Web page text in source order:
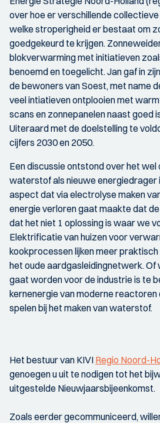
over hoe er verschillende
welke stroperigheid er bestaat om
goedgekeurd te krijgen.
blokverwarming met initiatieven
benoemd en toegelicht. Jan gaf in
de bewoners van Soest, met name
veel intiatieven ontplooien met
scans en zonnepanelen naast goed
Uiteraard met de doelstelling te
cijfers 2030 en 2050.
Een discussie ontstond over het wel
waterstof als nieuwe energiedrager
aspect dat via electrolyse maken
energie verloren gaat maakte dat
dat het niet 1 oplossing is waar we
Elektrificatie van huizen voor
kookprocessen lijken meer
het oude aardgasleidingnetwerk.
gaat worden voor de industrie is te
kernenergie van moderne reactoren
spelen bij het maken van waterstof.
Het bestuur van KIVI Regio Noord-
genoegen u uit te nodigen tot het
uitgestelde Nieuwjaarsbijeenkomst.
Zoals eerder gecommuniceerd,